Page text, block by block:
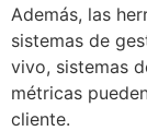
Además, las
sistemas de
vivo, sistemas
métricas
cliente.